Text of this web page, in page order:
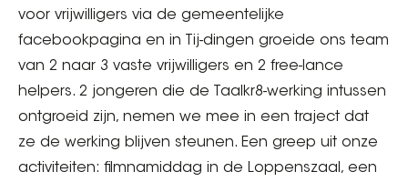
voor vrijwilligers via de gemeentelijke
facebookpagina en in Tij-dingen groeide ons team
van 2 naar 3 vaste vrijwilligers en 2 free-lance
helpers. 2 jongeren die de Taalkr8-werking intussen
ontgroeid zijn, nemen we mee in een traject dat
ze de werking blijven steunen. Een greep uit onze
activiteiten: filmnamiddag in de Loppenszaal, een